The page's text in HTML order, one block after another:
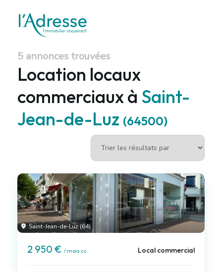
5 annonces trouvées
Location locaux
commerciaux à Saint-
Jean-de-Luz (64500)
Saint-Jean-de-Luz (64)
2 950 € / mois cc Local commercial